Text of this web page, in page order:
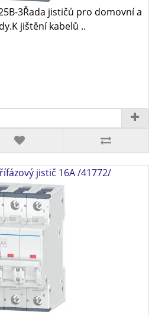
3Řada jističů pro domovní a
jištění kabelů ..
jistič 16A /41772/